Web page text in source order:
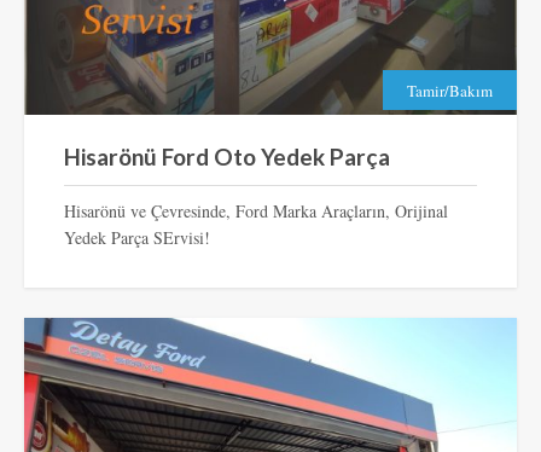
Tamir/Bakım
Hisarönü Ford Oto Yedek Parça
Hisarönü ve Çevresinde, Ford Marka Araçların, Orijinal
Yedek Parça SErvisi!